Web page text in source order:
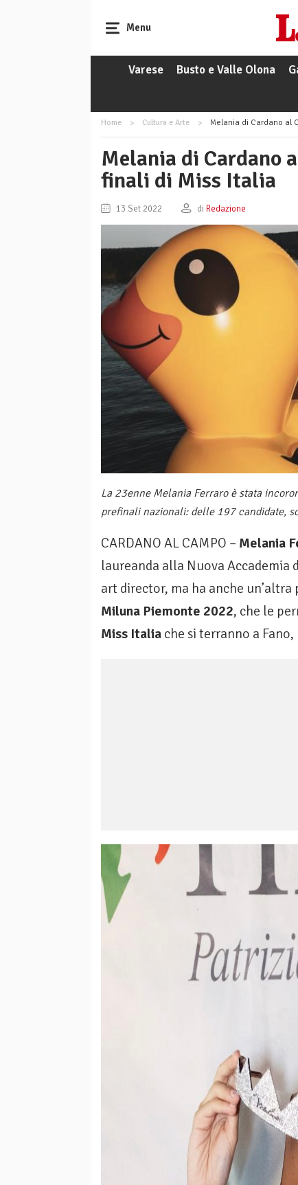
Menu
Varese Busto e Valle Olona
Home Cultura e Arte Melania di Cardano al
Melania di Cardano
finali di Miss Italia
13 Set 2022 di Redazione
La 23enne Melania Ferraro è stata
prefinali nazionali: delle 197 candidate,
CARDANO AL CAMPO – Melania
laureanda alla Nuova
art director, ma ha anche
Miluna Piemonte 2022, che le
Miss Italia che si terranno a